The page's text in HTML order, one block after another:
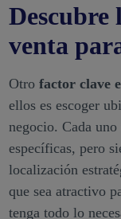
Descubre
venta
Otro factor clave
ellos es escoger
negocio. Cada uno
específicas, pero
localización
que sea atractivo
tenga todo lo